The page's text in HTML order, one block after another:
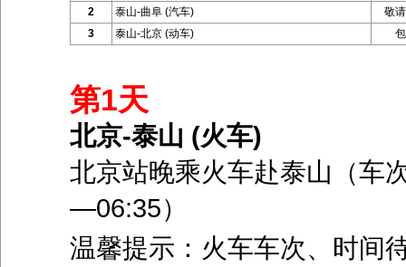
2
泰山-曲阜 (汽车)
敬
3
泰山-北京 (动车)
第1天
北京-泰山 (火车)
北京站晚乘火车赴泰山（车
—06:35）
温馨提示：火车车次、时间